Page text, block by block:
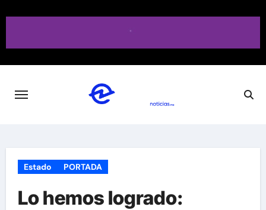
Estado PORTADA
Lo hemos logrado: